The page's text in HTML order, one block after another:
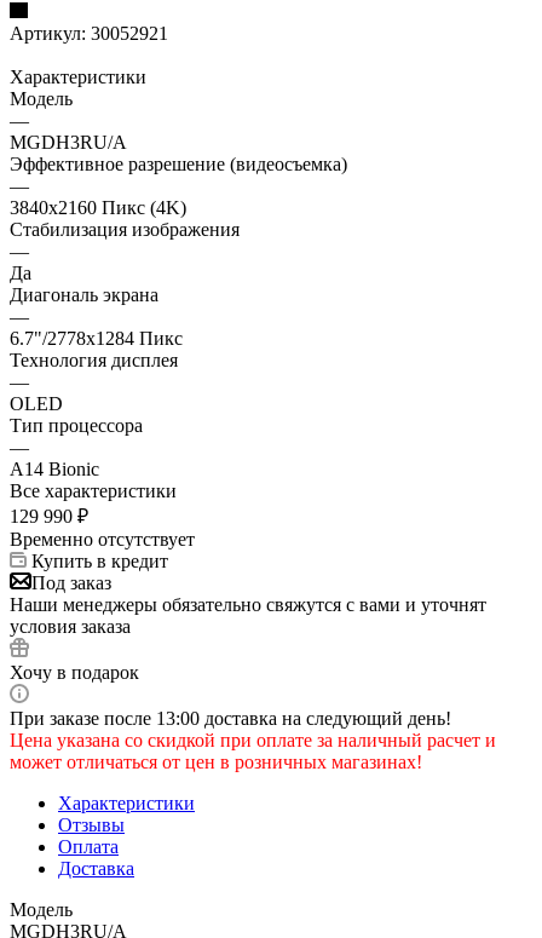
Артикул: 30052921
Характеристики
Модель
—
MGDH3RU/A
Эффективное разрешение (видеосъемка)
—
3840x2160 Пикс (4K)
Стабилизация изображения
—
Да
Диагональ экрана
—
6.7"/2778x1284 Пикс
Технология дисплея
—
OLED
Тип процессора
—
A14 Bionic
Все характеристики
129 990 ₽
Временно отсутствует
Купить в кредит
Под заказ
Наши менеджеры обязательно свяжутся с вами и уточнят
условия заказа
Хочу в подарок
При заказе после 13:00 доставка на следующий день!
Цена указана со скидкой при оплате за наличный расчет и
может отличаться от цен в розничных магазинах!
Характеристики
Отзывы
Оплата
Доставка
Модель
MGDH3RU/A